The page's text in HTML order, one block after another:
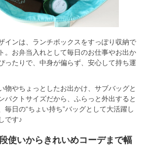
インは、ランチボックスをすっぽり収納で
。お弁当入れとして毎日のお仕事やお出か
ったりで、中身が偏らず、安心して持ち運
物やちょっとしたお出かけ、サブバッグと
パクトサイズだから、ふらっと外出すると
毎日の“ちょい持ち”バッグとして大活躍し
です♪
使いからきれいめコーデまで幅